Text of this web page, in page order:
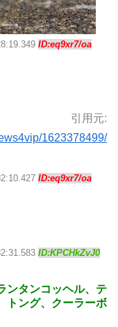
ID:eq9xr7/oa
引用元:
1623378499/
ID:eq9xr7/oa
ID:KPCHkZvJ0
ンタンコッヘル、テ
トング、クーラーボ